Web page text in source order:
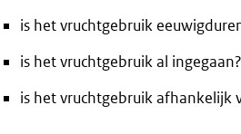
is het vruchtgebruik
is het vruchtgebruik al ingegaan?
is het vruchtgebruik afhankelijk